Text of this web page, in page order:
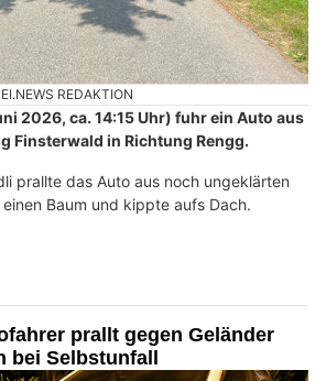
REDAKTION
2026, ca. 14:15 Uhr) fuhr ein Auto aus
Finsterwald in Richtung Rengg.
prallte das Auto aus noch ungeklärten
Baum und kippte aufs Dach.
prallt gegen Geländer
bei Selbstunfall